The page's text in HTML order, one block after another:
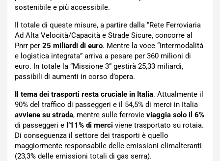
sostenibile e più accessibile.
Il totale di queste misure, a partire dalla “Rete Ferroviaria
Ad Alta Velocità/Capacità e Strade Sicure, concorre al
Pnrr per 25 miliardi di euro. Mentre la voce “Intermodalità
e logistica integrata” arriva a pesare per 360 milioni di
euro. In totale la “Missione 3” gestirà 25,33 miliardi,
passibili di aumenti in corso d’opera.
Il tema dei trasporti resta cruciale in Italia. Attualmente il
90% del traffico di passeggeri e il 54,5% di merci in Italia
avviene su strada, mentre sulle ferrovie viaggia solo il 6%
di passeggeri e l’11% di merci viene trasportato su rotaia.
Di conseguenza il settore dei trasporti è quello
maggiormente responsabile delle emissioni climalteranti
(23,3% delle emissioni totali di gas serra).